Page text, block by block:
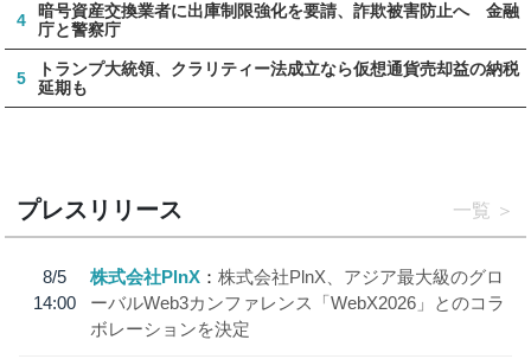
4
暗号資産交換業者に出庫制限強化を要請、詐欺被害防止へ 金融
庁と警察庁
5
トランプ大統領、クラリティー法成立なら仮想通貨売却益の納税
延期も
プレスリリース 一覧
8/5
14:00
株式会社PlnX
株式会社PlnX、アジア最大級のグロ
ーバルWeb3カンファレンス「WebX2026」とのコラ
ボレーションを決定